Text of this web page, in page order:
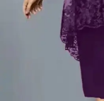
MODA PLAŻOWA